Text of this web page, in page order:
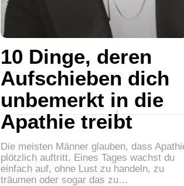
10 Dinge, deren
Aufschieben dich
unbemerkt in die
Apathie treibt
Die meisten Männer glauben, dass
plötzlich auftritt. Eines Tages wachst du
einfach auf, ohne Lust zu handeln, zu
träumen oder sogar das zu…